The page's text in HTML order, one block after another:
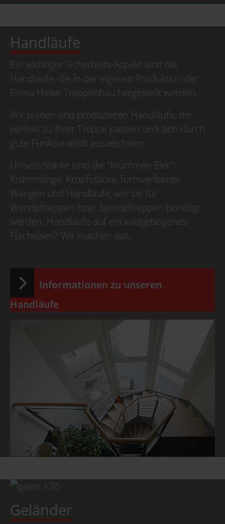
Handläufe
Ein wichtiger Sicherheits-Aspekt sind die
Handläufe, die in der eigenen Produktion der
Firma Heller Treppenbau hergestellt werden.
Wir planen und produzieren Handläufe, die
perfekt zu Ihrer Treppe passen und sich durch
gute Funktionalität auszeichnen.
Unsere Stärke sind die "krummen Eier":
Krümmlinge, Kropfstücke, formverleimte
Wangen und Handläufe, wie sie für
Wendeltreppen bzw. Spindeltreppen benötigt
werden. Handläufe auf ein wildgebogenes
Flacheisen? Wir machen das.
Informationen zu unseren
Handläufe
Geländer